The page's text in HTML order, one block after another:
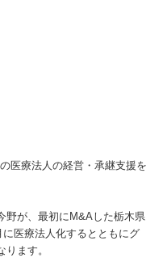
医療法人の経営・承継支援を
野が、最初にM&Aした栃木県
医療法人化するとともにグ
ます。